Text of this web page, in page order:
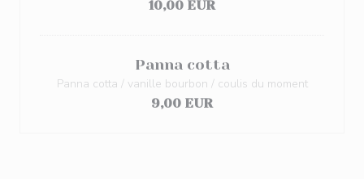
10,00 EUR
Panna cotta
Panna cotta / vanille bourbon / coulis du moment
9,00 EUR